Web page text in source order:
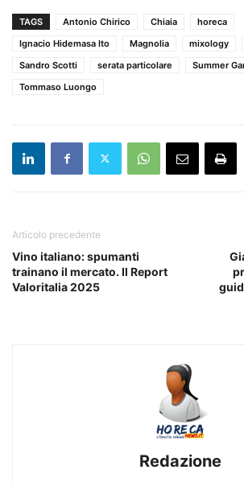
TAGS Antonio Chirico Chiaia
horeca
Ignacio Hidemasa Ito
Magnolia mixology
Sandro Scotti
serata particolare
Summer
Tommaso Luongo
Articolo precedente
Vino italiano: spumanti
trainano il mercato. Il Report
Valoritalia 2025
Redazione